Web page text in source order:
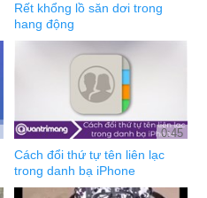
Rết khổng lồ săn dơi trong
hang động
0:45
Cách đổi thứ tự tên liên lạc
trong danh bạ iPhone